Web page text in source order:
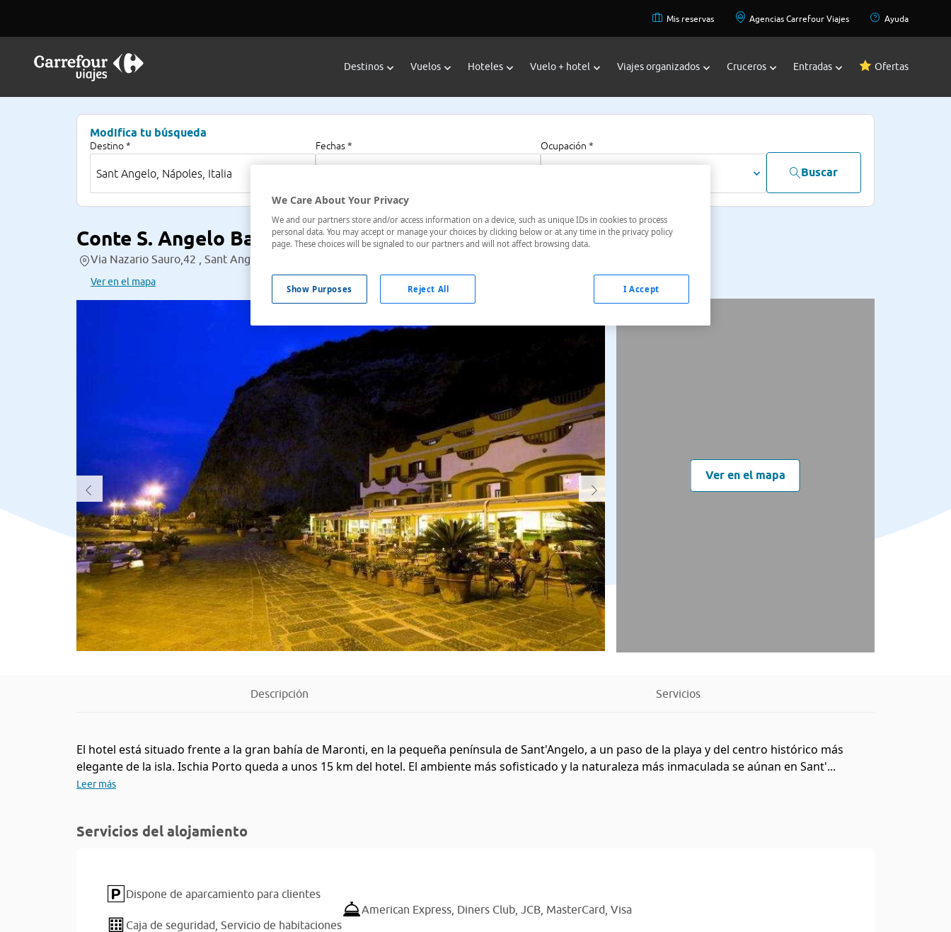
Mis reservas Agencias Carrefour Viajes Ayuda
Destinos Vuelos Hoteles Vuelo + hotel Viajes organizados Cruceros Entradas Ofertas
Modifica tu búsqueda
Destino * Fechas * Ocupación *
Buscar
Conte S. Angelo Bay
Via Nazario Sauro,42 , Sant Angelo, Nápoles, Italia
Ver en el mapa
Ver en el mapa
Descripción Servicios
El hotel está situado frente a la gran bahía de Maronti, en la pequeña península de Sant'Angelo, a un paso de la playa y del centro histórico más
elegante de la isla. Ischia Porto queda a unos 15 km del hotel. El ambiente más sofisticado y la naturaleza más inmaculada se aúnan en Sant'...
Leer más
Servicios del alojamiento
Dispone de aparcamiento para clientes
Caja de seguridad, Servicio de habitaciones
American Express, Diners Club, JCB, MasterCard, Visa
We Care About Your Privacy
We and our partners store and/or access information on a device, such as unique IDs in cookies to process
personal data. You may accept or manage your choices by clicking below or at any time in the privacy policy
page. These choices will be signaled to our partners and will not affect browsing data.
Show Purposes Reject All I Accept